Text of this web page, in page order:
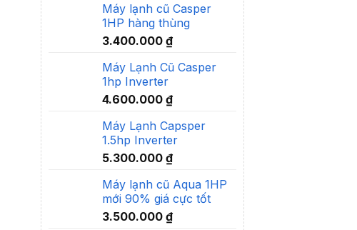
Máy lạnh cũ Casper
1HP hàng thùng
3.400.000 ₫
Máy Lạnh Cũ Casper
1hp Inverter
4.600.000 ₫
Máy Lạnh Capsper
1.5hp Inverter
5.300.000 ₫
Máy lạnh cũ Aqua 1HP
mới 90% giá cực tốt
3.500.000 ₫